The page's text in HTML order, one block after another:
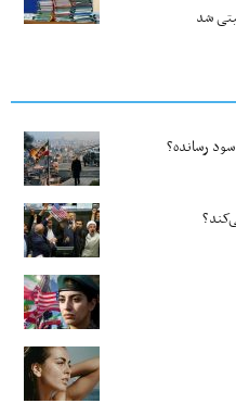
شد
رسانده؟